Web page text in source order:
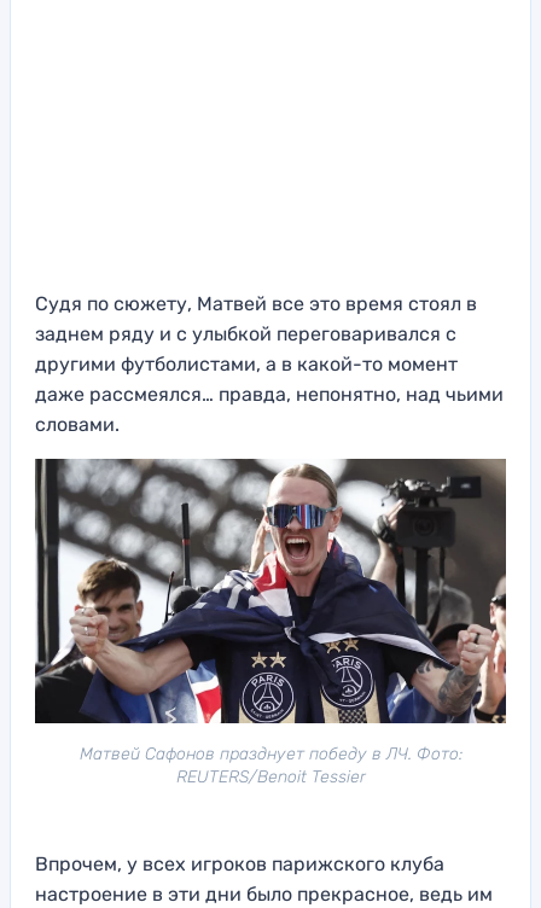
Судя по сюжету, Матвей все это время стоял в
заднем ряду и с улыбкой переговаривался с
другими футболистами, а в какой-то момент
даже рассмеялся… правда, непонятно, над чьими
словами.
Матвей Сафонов празднует победу в ЛЧ. Фото:
REUTERS/Benoit Tessier
Впрочем, у всех игроков парижского клуба
настроение в эти дни было прекрасное, ведь им